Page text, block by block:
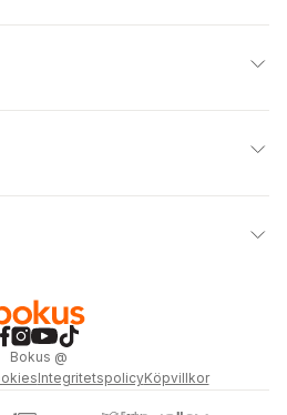
Bokus @
IntegritetspolicyKöpvillkor